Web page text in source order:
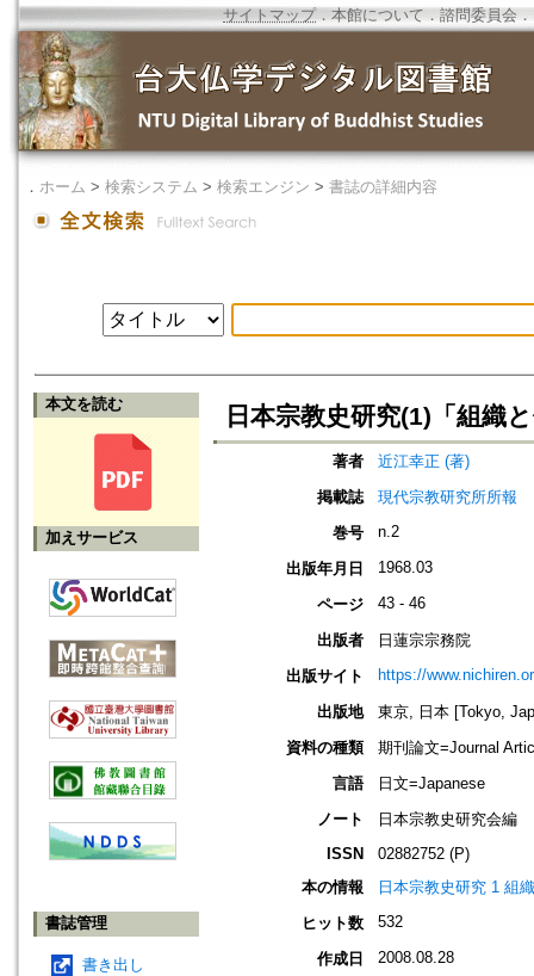
サイトマップ．本館について ． 諮問委員会 ．
． ホーム > 検索システム > 検索エンジン > 書誌の詳細内容
本文を読む
加えサービス
書誌管理
書き出し
日本宗教史研究(1)「組織
著者
近江幸正 (著)
掲載誌
現代宗教研究所所報
巻号
n.2
出版年月日 1968.03
ページ 43 - 46
出版者
日蓮宗宗務院
出版サイト
https://
出版地
東京, 日本 [Tokyo,
資料の種類
期刊論文=Journal
言語
日文=Japanese
ノート
日本宗教史研究会編
ISSN
02882752 (P)
本の情報
日本宗教史研究 1 組
ヒット数
532
作成日 2008.08.28